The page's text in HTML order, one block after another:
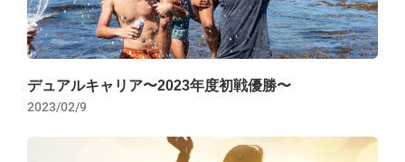
デュアルキャリア〜2023年度初戦優勝〜
2023/02/9